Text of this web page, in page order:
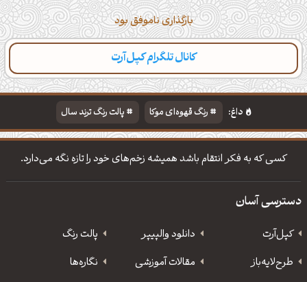
بارگذاری ناموفق بود
کانال تلگرام کپل‌آرت
داغ: رنگ قهوه‌ای موکا
پالت رنگ ترند سال
دانلود والپیپر مذهبی
تایپوگرافی شعر مولانا
کسی که به فکر انتقام باشد همیشه زخم‌های خود را تازه نگه می‌دارد.
دسترسی آسان
کپل‌آرت دانلود‌ والپیپر
پالت رنگ
طرح‌لایه‌باز
مقالات آموزشی
نگاره‌ها